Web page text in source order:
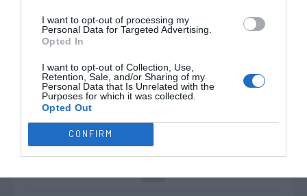
I want to opt-out of processing my
Personal Data for Targeted Advertising.
Opted In
I want to opt-out of Collection, Use,
Retention, Sale, and/or Sharing of my
Personal Data that Is Unrelated with the
Purposes for which it was collected.
Opted Out
CONFIRM
Timeout HC Mealhada
23'
Timeout HCP
Cartão amarelo Luís
24'